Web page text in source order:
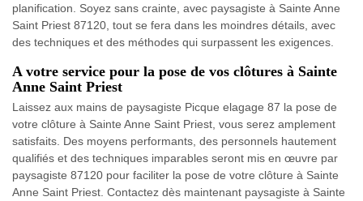
planification. Soyez sans crainte, avec paysagiste à Sainte Anne
Saint Priest 87120, tout se fera dans les moindres détails, avec
des techniques et des méthodes qui surpassent les exigences.
A votre service pour la pose de vos clôtures à Sainte
Anne Saint Priest
Laissez aux mains de paysagiste Picque elagage 87 la pose de
votre clôture à Sainte Anne Saint Priest, vous serez amplement
satisfaits. Des moyens performants, des personnels hautement
qualifiés et des techniques imparables seront mis en œuvre par
paysagiste 87120 pour faciliter la pose de votre clôture à Sainte
Anne Saint Priest. Contactez dès maintenant paysagiste à Sainte